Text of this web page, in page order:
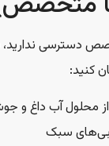
دسترسی ندارید،
کنید:
محلول آب داغ و
سبک